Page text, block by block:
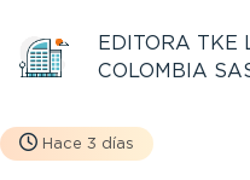
EDITORA TKE
COLOMBIA
Hace 3 días